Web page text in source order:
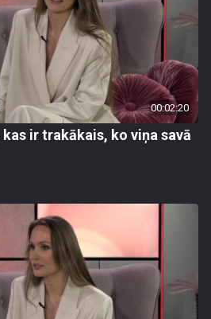
00:02:20
ir trakākais, ko viņa savā